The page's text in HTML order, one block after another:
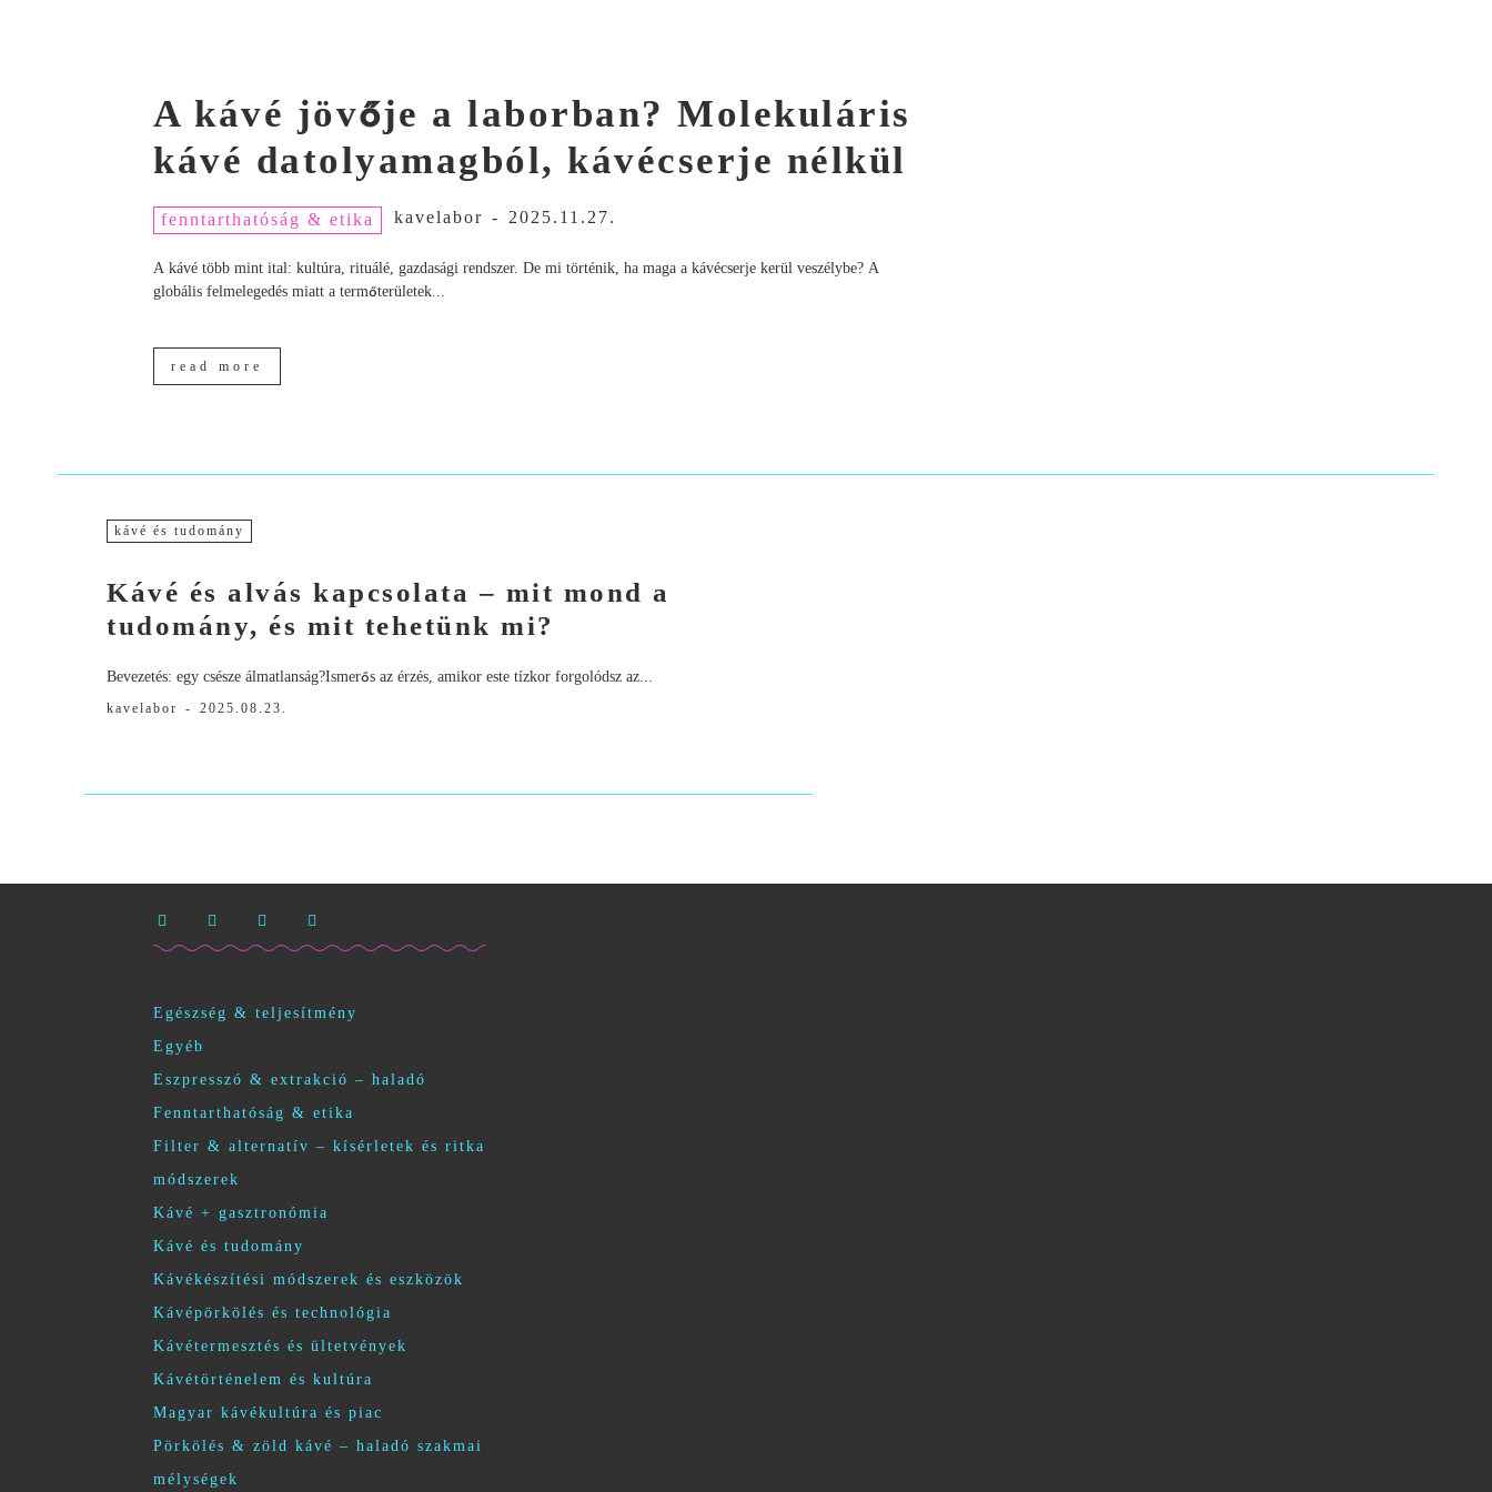
A kávé jövője a laborban? Molekuláris
kávé datolyamagból, kávécserje nélkül
fenntarthatóság & etika kavelabor - 2025.11.27.
A kávé több mint ital: kultúra, rituálé, gazdasági rendszer. De mi történik, ha maga a kávécserje kerül veszélybe? A
globális felmelegedés miatt a termőterületek...
read more
kávé és tudomány
Kávé és alvás kapcsolata – mit mond a
tudomány, és mit tehetünk mi?
Bevezetés: egy csésze álmatlanság?Ismerős az érzés, amikor este tízkor forgolódsz az...
kavelabor - 2025.08.23.
Egészség & teljesítmény
Egyéb
Eszpresszó & extrakció – haladó
Fenntarthatóság & etika
Filter & alternatív – kísérletek és ritka
módszerek
Kávé + gasztronómia
Kávé és tudomány
Kávékészítési módszerek és eszközök
Kávépörkölés és technológia
Kávétermesztés és ültetvények
Kávétörténelem és kultúra
Magyar kávékultúra és piac
Pörkölés & zöld kávé – haladó szakmai
mélységek